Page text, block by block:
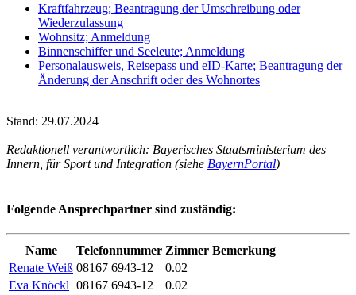
Kraftfahrzeug; Beantragung der Umschreibung oder
Wiederzulassung
Wohnsitz; Anmeldung
Binnenschiffer und Seeleute; Anmeldung
Personalausweis, Reisepass und eID-Karte; Beantragung der
Änderung der Anschrift oder des Wohnortes
Stand: 29.07.2024
Redaktionell verantwortlich: Bayerisches Staatsministerium des
Innern, für Sport und Integration (siehe BayernPortal)
Folgende Ansprechpartner sind zuständig:
Name Telefonnummer Zimmer Bemerkung
Renate Weiß 08167 6943-12
0.02
Eva Knöckl 08167 6943-12
0.02